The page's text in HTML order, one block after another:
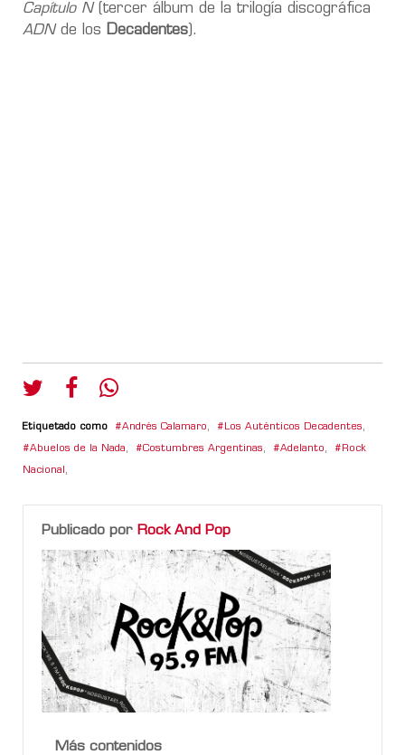
Capítulo N(tercer álbum de la trilogía discográfica
ADNde los Decadentes ).
Etiquetado como Andrés Calamaro, Los Auténticos Decadentes,
Abuelos de la Nada, Costumbres Argentinas, Adelanto, Rock
Nacional ,
Publicado por Rock And Pop
Más contenidos